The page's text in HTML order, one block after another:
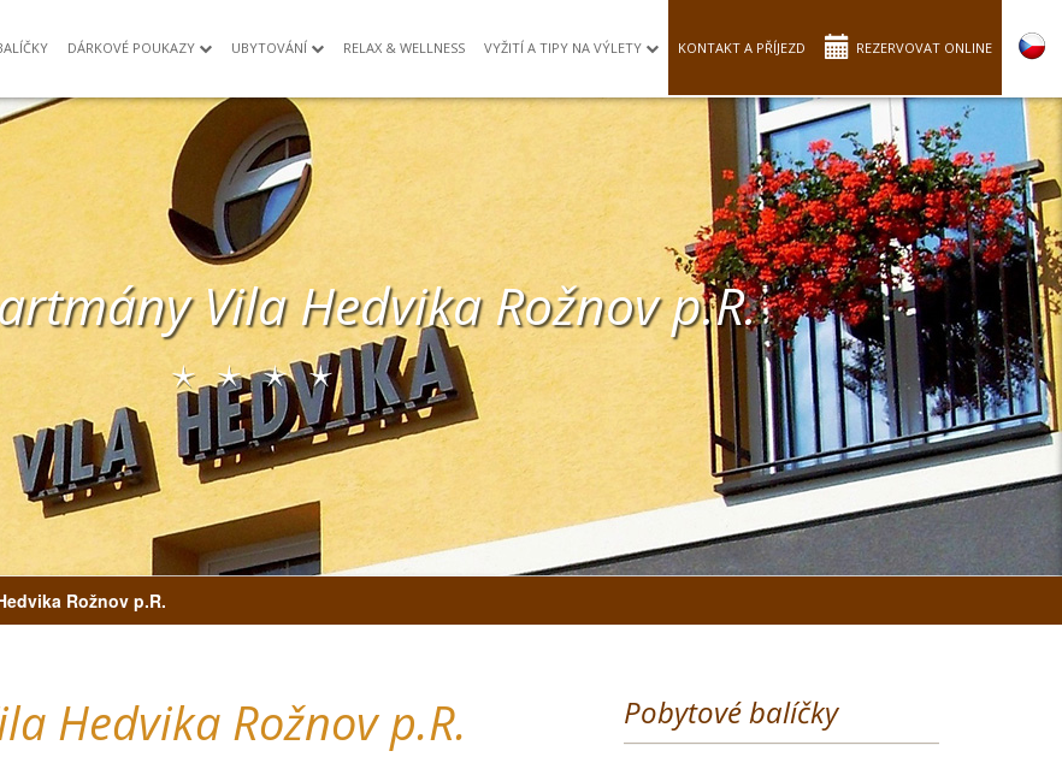
DÁRKOVÉ POUKAZY UBYTOVÁNÍ RELAX & WELLNESS VYŽITÍ A TIPY NA VÝLETY KONTAKT A PŘÍJEZD REZERVOVAT ONLINE
Vila Hedvika Rožnov p.R.
Rožnov p.R.
Hedvika Rožnov p.R. Pobytové balíčky